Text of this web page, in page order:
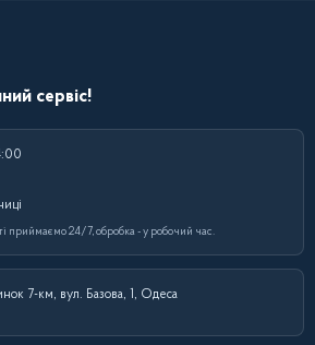
сервіс!
приймаємо 24/7, обробка - у робочий час.
7-км, вул. Базова, 1, Одеса